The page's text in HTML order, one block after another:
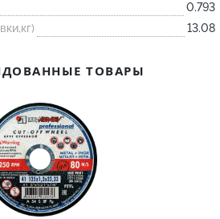
смесь
0.793
13.08
ТОВАРЫ